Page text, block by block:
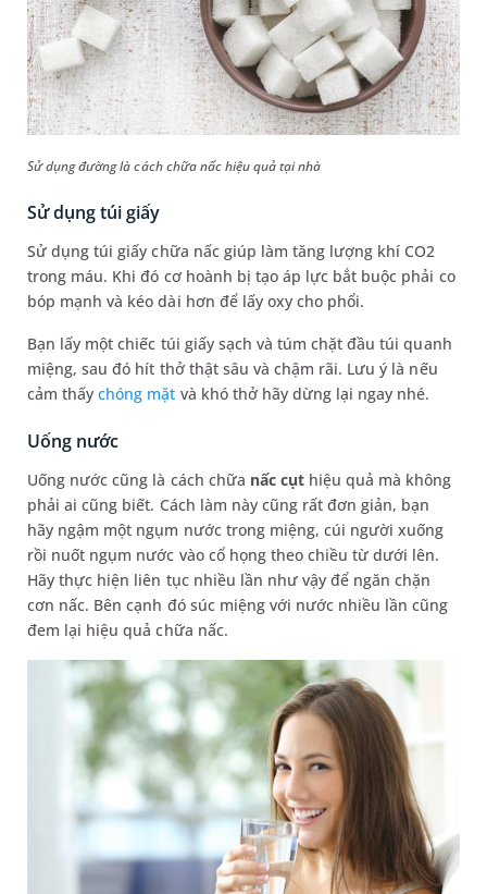
Sử dụng đường là cách chữa nấc hiệu quả tại nhà
Sử dụng túi giấy
Sử dụng túi giấy chữa nấc giúp làm tăng lượng khí CO2
trong máu. Khi đó cơ hoành bị tạo áp lực bắt buộc phải co
bóp mạnh và kéo dài hơn để lấy oxy cho phổi.
Bạn lấy một chiếc túi giấy sạch và túm chặt đầu túi quanh
miệng, sau đó hít thở thật sâu và chậm rãi. Lưu ý là nếu
cảm thấychóng mặt và khó thở hãy dừng lại ngay nhé.
Uống nước
Uống nước cũng là cách chữa nấc cụt hiệu quả mà không
phải ai cũng biết. Cách làm này cũng rất đơn giản, bạn
hãy ngậm một ngụm nước trong miệng, cúi người xuống
rồi nuốt ngụm nước vào cổ họng theo chiều từ dưới lên.
Hãy thực hiện liên tục nhiều lần như vậy để ngăn chặn
cơn nấc. Bên cạnh đó súc miệng với nước nhiều lần cũng
đem lại hiệu quả chữa nấc.